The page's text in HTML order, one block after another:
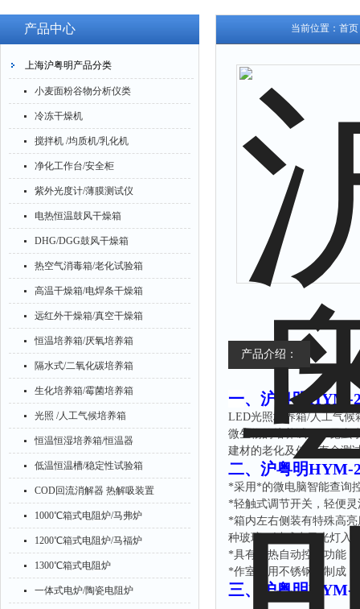
产品中心
上海沪粤明产品分类
小麦面粉谷物分析仪类
冷冻干燥机
搅拌机 /均质机/乳化机
净化工作台/安全柜
紫外光度计/薄膜测试仪
电热恒温鼓风干燥箱
DHG/DGG鼓风干燥箱
热空气消毒箱/老化试验箱
高温干燥箱/电焊条干燥箱
远红外干燥箱/真空干燥箱
恒温培养箱/厌氧培养箱
隔水式/二氧化碳培养箱
生化培养箱/霉菌培养箱
光照 /人工气候培养箱
恒温恒湿培养箱/恒温器
低温恒温槽/稳定性试验箱
COD回流消解器 热解吸装置
1000℃箱式电阻炉/马弗炉
1200℃箱式电阻炉/马福炉
1300℃箱式电阻炉
一体式电炉/陶瓷电阻炉
当前位置： 首页
产品介绍：
一、 沪粤明HYM-
LED光照培养箱/人工气候
微生物的培养试验；昆虫
建材的老化及使用寿命测
二、 沪粤明HYM-
*采用*的微电脑智能查询
*轻触式调节开关，轻便
*箱内左右侧装有特殊高
种玻璃，以减少日光灯入
*具有冷热自动控制功能
*作室采用不锈钢板制成
三、 沪粤明